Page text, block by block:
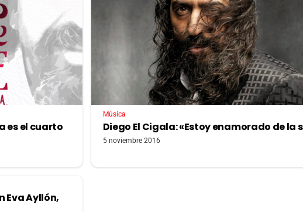
es el cuarto
Música
Diego El Cigala: «Estoy enamorado de la
5 noviembre 2016
Eva Ayllón,